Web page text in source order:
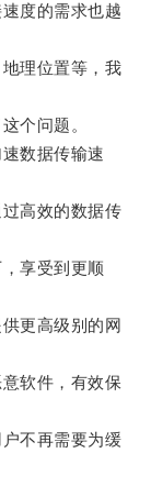
度的需求也越
理位置等，我
个问题。
数据传输速
高效的数据传
享受到更顺
更高级别的网
软件，有效保
不再需要为缓